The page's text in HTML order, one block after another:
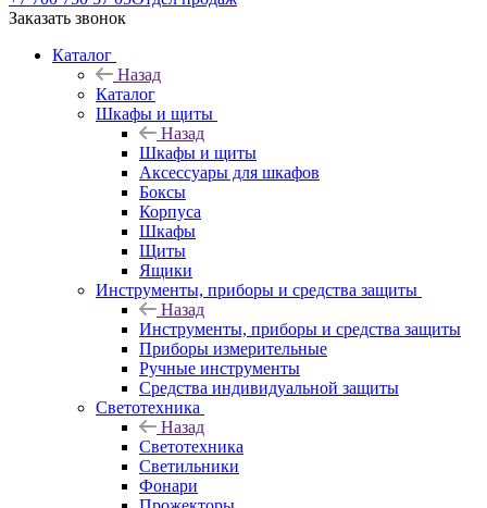
Заказать звонок
Каталог
Назад
Каталог
Шкафы и щиты
Назад
Шкафы и щиты
Аксессуары для шкафов
Боксы
Корпуса
Шкафы
Щиты
Ящики
Инструменты, приборы и средства защиты
Назад
Инструменты, приборы и средства защиты
Приборы измерительные
Ручные инструменты
Средства индивидуальной защиты
Светотехника
Назад
Светотехника
Светильники
Фонари